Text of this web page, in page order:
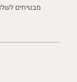
מבטיחים